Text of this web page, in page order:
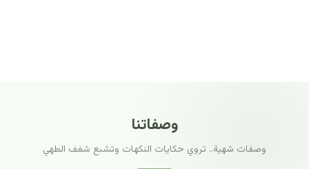
وصفاتنا
وصفات شهية.. تروي حكايات النكهات وتشبع شغف الطهي